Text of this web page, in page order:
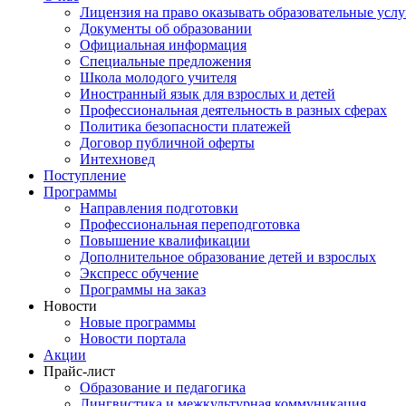
Лицензия на право оказывать образовательные
Документы об образовании
Официальная информация
Специальные предложения
Школа молодого учителя
Иностранный язык для взрослых и детей
Профессиональная деятельность в разных сферах
Политика безопасности платежей
Договор публичной оферты
Интехновед
Поступление
Программы
Направления подготовки
Профессиональная переподготовка
Повышение квалификации
Дополнительное образование детей и взрослых
Экспресс обучение
Программы на заказ
Новости
Новые программы
Новости портала
Акции
Прайс-лист
Образование и педагогика